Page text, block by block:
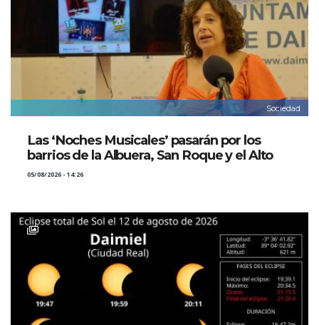
Sociedad
Las ‘Noches Musicales’ pasarán por los
barrios de la Albuera, San Roque y el Alto
05/08/2026 - 14:26